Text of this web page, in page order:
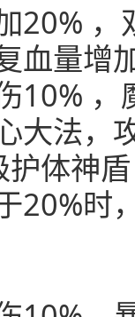
20%
血量增
10% ，
大法，
体神
20%时